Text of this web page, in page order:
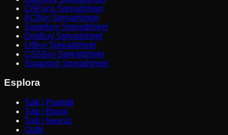
CNFans Spreadsheet
ACBuy Spreadsheet
Superbuy Spreadsheet
OopBuy Spreadsheet
LitBuy Spreadsheet
CSSBuy Spreadsheet
Sugargoo Spreadsheet
Esplora
Tutti i Prodotti
Tutti i Brand
Tutti i Negozi
Outfit